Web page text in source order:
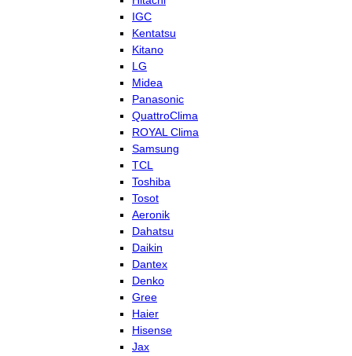
IGC
Kentatsu
Kitano
LG
Midea
Panasonic
QuattroClima
ROYAL Clima
Samsung
TCL
Toshiba
Tosot
Aeronik
Dahatsu
Daikin
Dantex
Denko
Gree
Haier
Hisense
Jax